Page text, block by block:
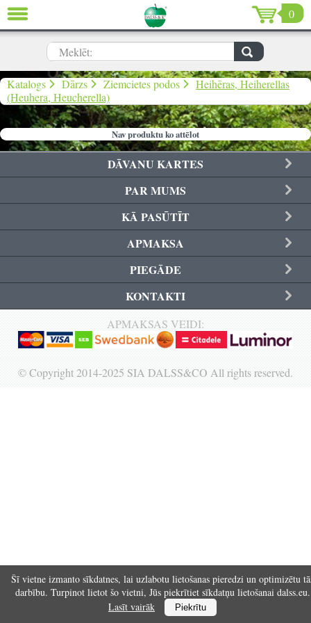
Šī vietne izmanto sīkdatnes, lai uzlabotu lietošanas pieredzi un optimizētu
darbību. Turpinot lietot šo vietni, Jūs piekrītiet sīkdatņu lietošanai dalss.eu.
Lasīt vairāk
Piekrītu
0
Meklēt:
Katalogs Dārzs Ziemcietes podos
Heihēras, Heiherellas
(Heuhera, Heucherella)
Nav produktu ko attēlot
DĀVANU KARTES
PAR MUMS
KĀ PASŪTĪT
APMAKSA
PIEGĀDE
KONTAKTI
APMAKSAS VEIDI:
© Copyright 2014-2025 SIA DALSS&CO All rights reserved.
AIZVĒRT
Dārzs (639)
Māja (198)
De Luxe (15)
Izpārdošana (59)
Ziemassvētki & Jaunais gads (96)
Reģistrēties